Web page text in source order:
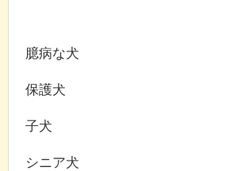
臆病な犬
保護犬
子犬
シニア犬